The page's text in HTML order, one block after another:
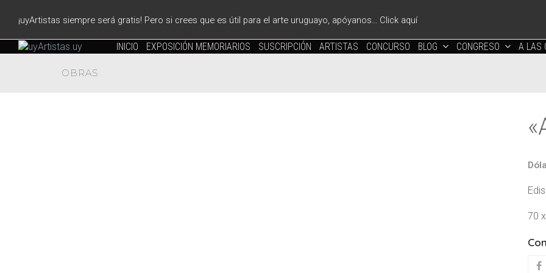
¡uyArtistas siempre será gratis! Pero si crees que es útil para el arte uruguayo, apóyanos… Click aquí
INICIO EXPOSICIÓN MEMORIARIOS SUSCRIPCIÓN ARTISTAS CONCURSO BLOG CONGRESO A LAS
OBRAS
70